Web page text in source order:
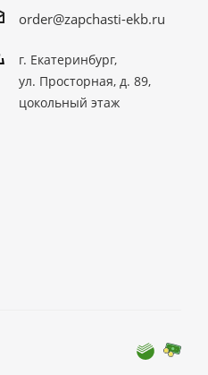
order@zapchasti-ekb.ru
г. Екатеринбург,
ул. Просторная, д. 89,
цокольный этаж